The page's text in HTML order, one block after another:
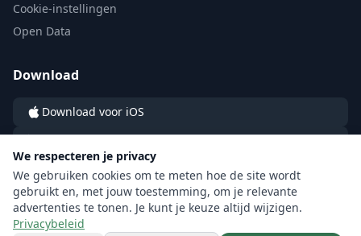
Cookie-instellingen
Open Data
Download
Download voor iOS
Download voor Android
© 2026 LOGI by LOGI Labs sp. z o.o. All rights reserved.
We respecteren je privacy
We gebruiken cookies om te meten hoe de site wordt
gebruikt en, met jouw toestemming, om je relevante
advertenties te tonen. Je kunt je keuze altijd wijzigen.
Privacybeleid